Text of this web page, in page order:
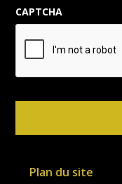
CAPTCHA
Plan du site